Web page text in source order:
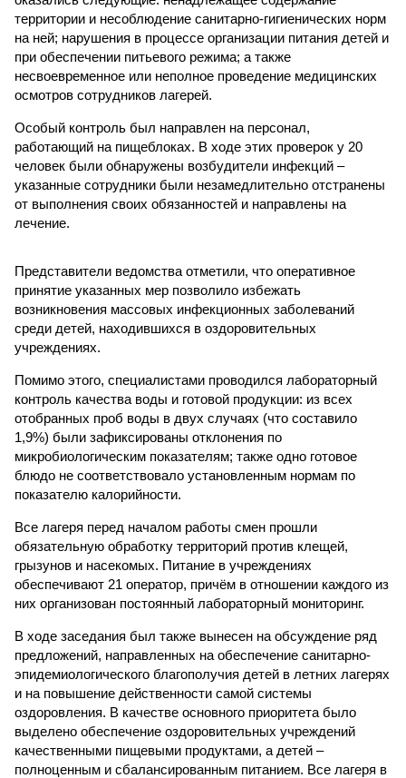
территории и несоблюдение санитарно-гигиенических норм
на ней; нарушения в процессе организации питания детей и
при обеспечении питьевого режима; а также
несвоевременное или неполное проведение медицинских
осмотров сотрудников лагерей.
Особый контроль был направлен на персонал,
работающий на пищеблоках. В ходе этих проверок у 20
человек были обнаружены возбудители инфекций –
указанные сотрудники были незамедлительно отстранены
от выполнения своих обязанностей и направлены на
лечение.
Представители ведомства отметили, что оперативное
принятие указанных мер позволило избежать
возникновения массовых инфекционных заболеваний
среди детей, находившихся в оздоровительных
учреждениях.
Помимо этого, специалистами проводился лабораторный
контроль качества воды и готовой продукции: из всех
отобранных проб воды в двух случаях (что составило
1,9%) были зафиксированы отклонения по
микробиологическим показателям; также одно готовое
блюдо не соответствовало установленным нормам по
показателю калорийности.
Все лагеря перед началом работы смен прошли
обязательную обработку территорий против клещей,
грызунов и насекомых. Питание в учреждениях
обеспечивают 21 оператор, причём в отношении каждого из
них организован постоянный лабораторный мониторинг.
В ходе заседания был также вынесен на обсуждение ряд
предложений, направленных на обеспечение санитарно-
эпидемиологического благополучия детей в летних лагерях
и на повышение действенности самой системы
оздоровления. В качестве основного приоритета было
выделено обеспечение оздоровительных учреждений
качественными пищевыми продуктами, а детей –
полноценным и сбалансированным питанием. Все лагеря в